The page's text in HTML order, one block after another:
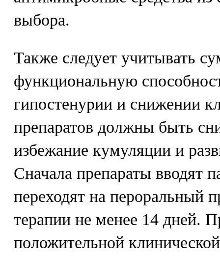
выбора.
Также следует учитывать
функциональную
гипостенурии и снижении
препаратов должны быть
избежание кумуляции и
Сначала препараты вводят
переходят на пероральный
терапии не менее 14 дней.
положительной